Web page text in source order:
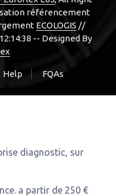
référencement
ECOLOGIS //
-- Designed By
Help FQAs
diagnostic, sur
a partir de 250 €